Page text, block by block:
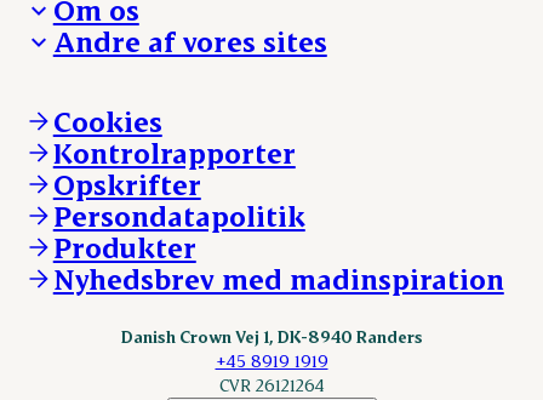
Reklamationer
Whistleblower
Øvrige henvendelser
Hverdagen
Ansvarlighed og nøgletal
Arbejd med os
Ledige stillinger
Om os
Hvem er vi
Vores resultater
Vores lokationer
Kontakt
Andre af vores sites
Andelsejere - kreatur
Danishcrownprofessional.com
DAT-Schaub.com
ESS-FOOD.com
Fonden Dansk Gastronomi
KLS.se
nordicspoor.com
Scanhide.dk
Cookies
Kontrolrapporter
Opskrifter
Persondatapolitik
Produkter
Nyhedsbrev med madinspiration
Danish Crown Vej 1, DK-8940 Randers
+45 8919 1919
CVR 26121264